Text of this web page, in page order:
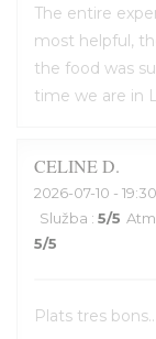
The entire
most helpful,
the food was
time we are in
CELINED
2026-07-10 -
Služba : 5/5
5/5
Plats tres